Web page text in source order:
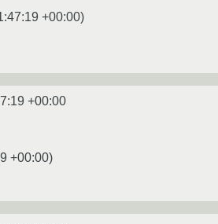
+00:00)
+00:00
+00:00)